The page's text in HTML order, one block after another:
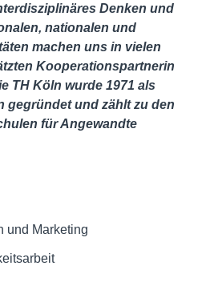
Denken und
nationalen und
machen uns in vielen
Kooperationspartnerin
TH Köln wurde 1971 als
gegründet und zählt zu den
für Angewandte
und Marketing